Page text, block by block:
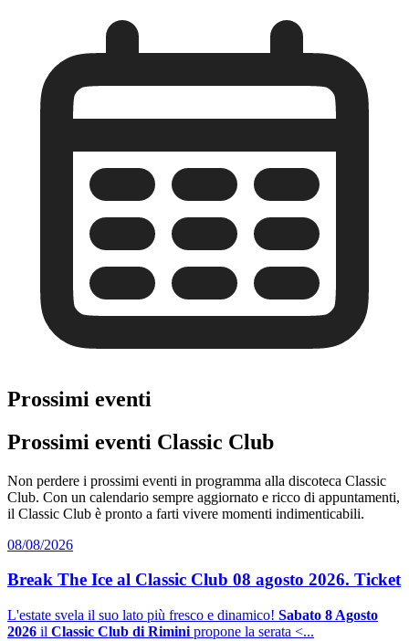
Prossimi eventi
Prossimi eventi Classic Club
Non perdere i prossimi eventi in programma alla discoteca Classic
Club. Con un calendario sempre aggiornato e ricco di appuntamenti,
il Classic Club è pronto a farti vivere momenti indimenticabili.
08/08/2026
Break The Ice al Classic Club 08 agosto 2026. Ticket
L'estate svela il suo lato più fresco e dinamico! Sabato 8 Agosto
2026 il Classic Club di Rimini propone la serata <...